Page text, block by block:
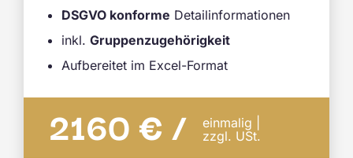
der
gewählt
werden
DSGVO konforme Detailinformationen
inkl. Gruppenzugehörigkeit
Aufbereitet im Excel-Format
2160 € /
einmalig |
zzgl. USt.